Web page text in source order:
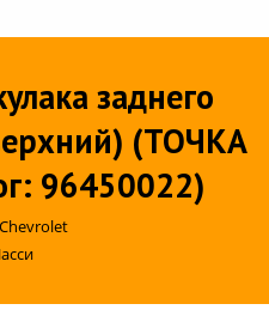
заднего
(ТОЧКА
96450022)